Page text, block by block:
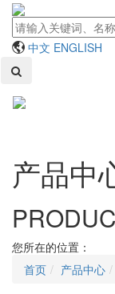
中文 ENGLISH
产品中
您所在的位置：
首页
产品中心